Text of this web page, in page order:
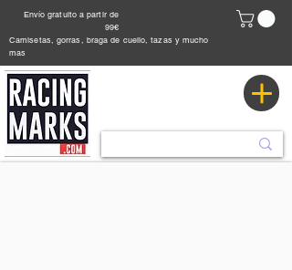
Envío gratuito a partir de
99€
Camisetas, gorras, braga de cuello, tazas y mucho
mas